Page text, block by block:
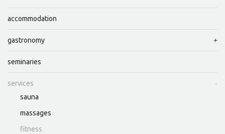
accommodation
gastronomy
seminaries
services
sauna
massages
fitness